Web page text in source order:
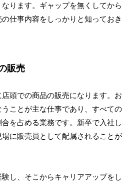
ります。ギャップを無くしてから
仕事内容をしっかりと知っておき
販売
頭での商品の販売になります。お
ことが主な仕事であり、すべての
を占める業務です。新卒で入社し
に販売員として配属されることが
し、そこからキャリアアップをし